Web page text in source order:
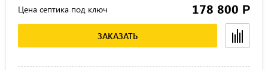
Цена септика под ключ 178 800 Р
ЗАКАЗАТЬ